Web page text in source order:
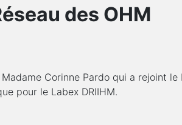
des OHM
Corinne Pardo qui a rejoint
pour le Labex DRIIHM.
du Monde